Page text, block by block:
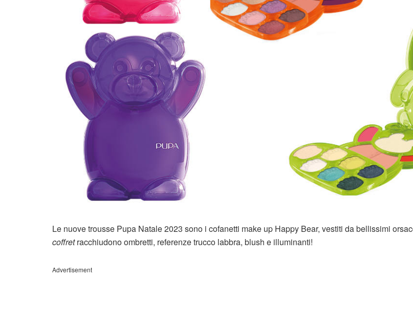
Le nuove trousse Pupa Natale 2023 sono i cofanetti make up Happy Bear, vestiti da bellissimi
coffretracchiudono ombretti, referenze trucco labbra, blush e illuminanti!
Advertisement